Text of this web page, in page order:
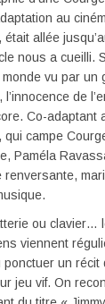
au
allée
nous a cueilli.
vu par un
de
Co-adaptant
qui campe
Paméla
renversante,
ou clavier…
viennent
un récit
jeu vif. On